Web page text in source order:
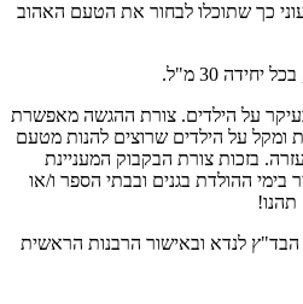
כך שתוכלו לבחור את הטעם האהוב
על הילדים. צורת ההגשה מאפשרת
ומקל על הילדים שרוצים להנות מטעם
בזכות צורת הבקבוק המעניינת
בימי ההולדת בגנים ובבתי הספר ו/או
לנדא ובאישור הרבנות הראשית